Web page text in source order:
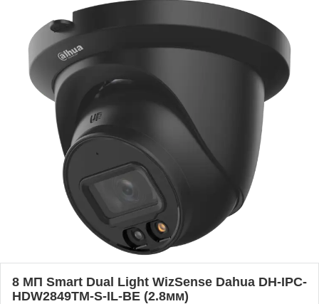
8 МП Smart Dual Light WizSense Dahua DH-IPC-
HDW2849TM-S-IL-BE (2.8мм)